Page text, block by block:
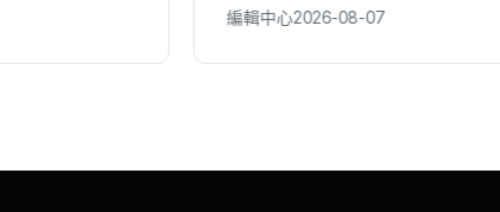
幕！
編輯中心2026-08-07